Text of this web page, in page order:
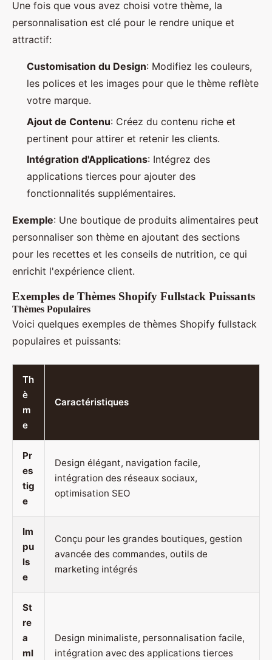
Une fois que vous avez choisi votre thème, la
personnalisation est clé pour le rendre unique et
attractif:
Customisation du Design: Modifiez les couleurs,
les polices et les images pour que le thème reflète
votre marque.
Ajout de Contenu: Créez du contenu riche et
pertinent pour attirer et retenir les clients.
Intégration d'Applications: Intégrez des
applications tierces pour ajouter des
fonctionnalités supplémentaires.
Exemple: Une boutique de produits alimentaires peut
personnaliser son thème en ajoutant des sections
pour les recettes et les conseils de nutrition, ce qui
enrichit l'expérience client.
Exemples de Thèmes Shopify Fullstack Puissants
Thèmes Populaires
Voici quelques exemples de thèmes Shopify fullstack
populaires et puissants:
Th
è
m
e
Caractéristiques
Pr
es
tig
e
Design élégant, navigation facile,
intégration des réseaux sociaux,
optimisation SEO
Im
pu
ls
e
Conçu pour les grandes boutiques, gestion
avancée des commandes, outils de
marketing intégrés
St
re
a
ml
Design minimaliste, personnalisation facile,
intégration avec des applications tierces